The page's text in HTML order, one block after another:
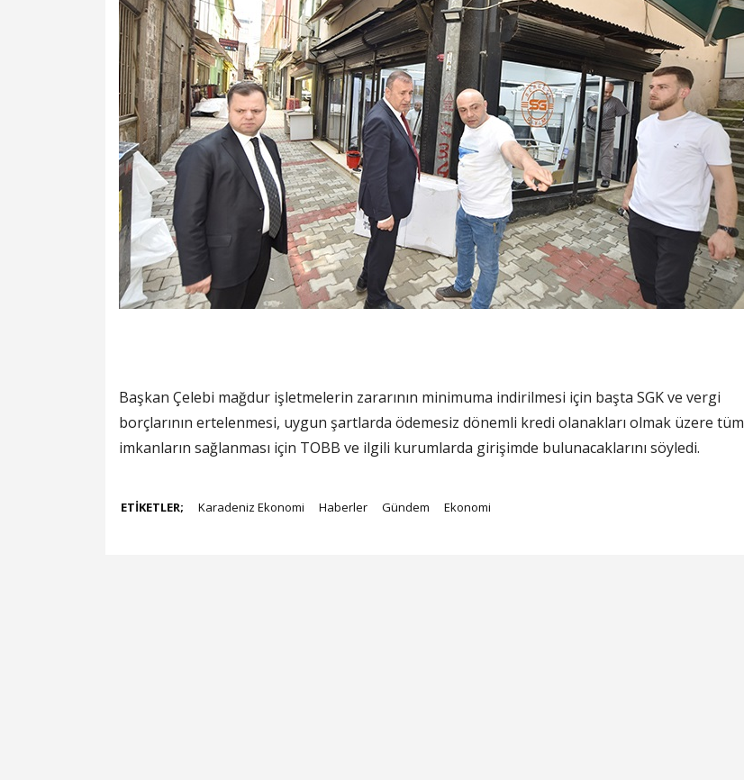
Başkan Çelebi mağdur işletmelerin zararının minimuma indirilmesi için başta SGK ve vergi
borçlarının ertelenmesi, uygun şartlarda ödemesiz dönemli kredi olanakları olmak üzere tüm
imkanların sağlanması için TOBB ve ilgili kurumlarda girişimde bulunacaklarını söyledi.
ETİKETLER; Karadeniz Ekonomi Haberler Gündem Ekonomi